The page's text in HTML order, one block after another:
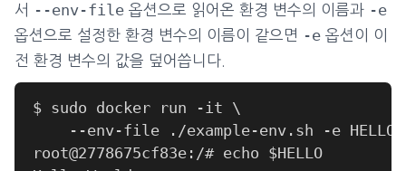
서
--env-file 옵션으로 읽어온 환경 변수의 이름과 -e
옵션으로 설정한 환경 변수의 이름이 같으면 -e 옵션이 이
전 환경 변수의 값을 덮어씁니다.